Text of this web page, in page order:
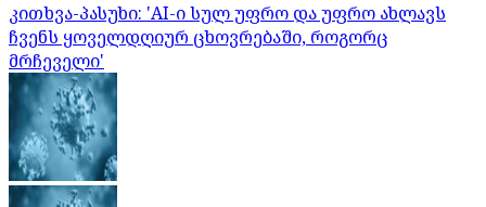
კითხვა-პასუხი: 'AI-ი სულ უფრო და უფრო ახლავს
ჩვენს ყოველდღიურ ცხოვრებაში, როგორც
მრჩეველი'